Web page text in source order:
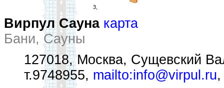
3,
Вирпул Сауна карта
Бани, Сауны
127018, Москва, Сущевский
т.9748955, mailto:info@virpul.ru